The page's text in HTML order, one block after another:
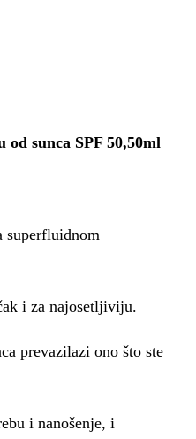
sunca SPF 50,50ml
superfluidnom
i za najosetljiviju.
prevazilazi ono što ste
i nanošenje, i